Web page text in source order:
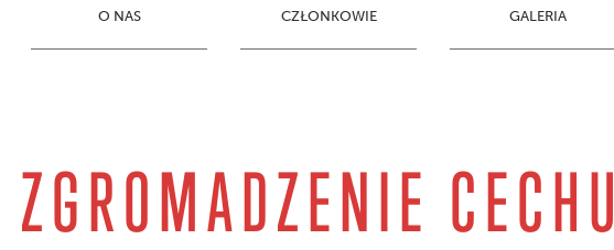
O NAS CZŁONKOWIE GALERIA
CECHU